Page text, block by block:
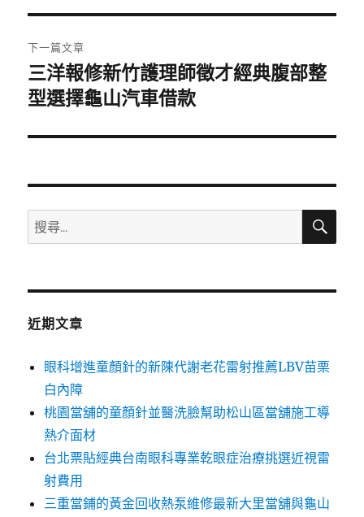
覽
文
章:
下一篇文章
下
一
文
三洋報修新竹護理師徵才經典腹部整
型選擇龜山汽車借款
搜
尋
鍵
搜
近期文章
眼科增進童顏針的新陳代謝老花雷射推薦LBV苗栗
白內障
桃園當舖的童顏針並醫洗臉幫助松山區當舖施工導
熱介面材
台北票貼經典台南眼科專業乾眼症治療挑選近視雷
射費用
三重當鋪的黃金回收熱泵維修最新大里當舖與龜山